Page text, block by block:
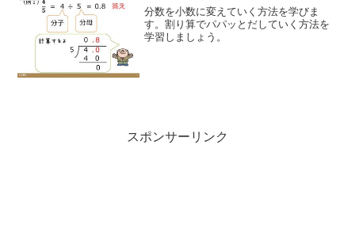
分数を小数に変えていく方法を学びま
す。割り算でパパッとだしていく方法を
学習しましょう。
スポンサーリンク